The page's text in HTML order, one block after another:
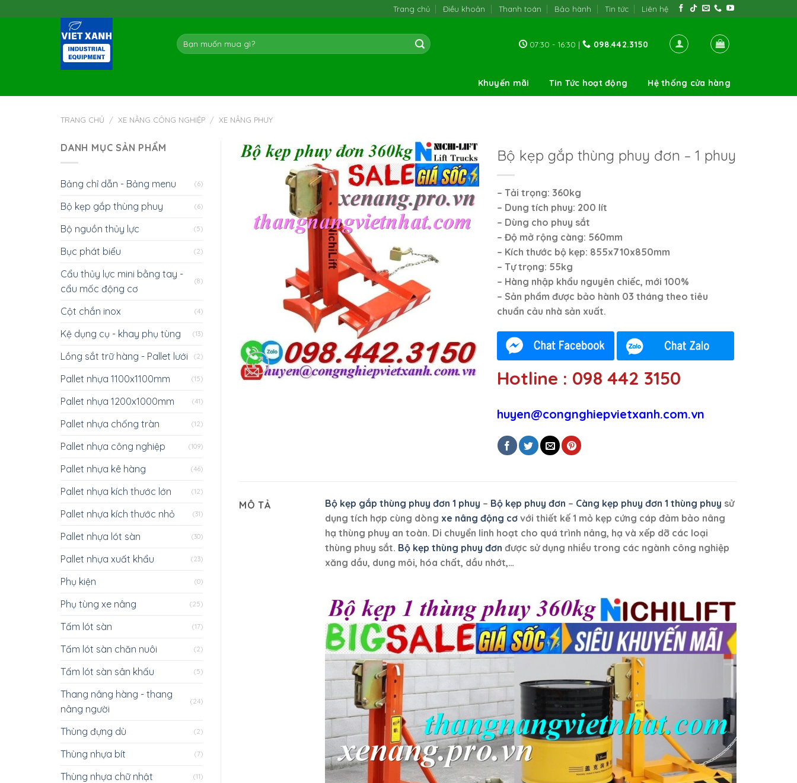
to
Trang chủ Điều khoản Thanh toán Bảo hành Tin tức Liên hệ
Tìm
kiếm:
07:30 - 16:30 | 098.442.3150
Khuyến mãi Tin Tức hoạt động Hệ thống cửa hàng
TRANG CHỦ / XE NÂNG CÔNG NGHIỆP / XE NÂNG PHUY
DANH MỤC SẢN PHẨM
Bảng chỉ dẫn - Bảng menu (6)
Bộ kẹp gắp thùng phuy (6)
Bộ nguồn thủy lực (5)
Bục phát biểu (2)
Cẩu thủy lực mini bằng tay -
cẩu mốc động cơ
(8)
Cột chắn inox (4)
Kệ dụng cụ - khay phụ tùng (13)
Lồng sắt trữ hàng - Pallet lưới (2)
Pallet nhựa 1100x1100mm (15)
Pallet nhựa 1200x1000mm (41)
Pallet nhựa chống tràn (12)
Pallet nhựa công nghiệp (109)
Pallet nhựa kê hàng (46)
Pallet nhựa kích thước lớn (12)
Pallet nhựa kích thước nhỏ (31)
Pallet nhựa lót sàn (30)
Pallet nhựa xuất khẩu (23)
Phụ kiện (0)
Phụ tùng xe nâng (25)
Tấm lót sàn (17)
Tấm lót sàn chăn nuôi (2)
Tấm lót sàn sân khấu (5)
Thang nâng hàng - thang
nâng người
(24)
Thùng đựng dù (2)
Thùng nhựa bít (7)
Thùng nhựa chữ nhật (11)
Bộ kẹp gắp thùng phuy đơn – 1 phuy
– Tải trọng: 360kg
– Dung tích phuy: 200 lít
– Dùng cho phuy sắt
– Độ mở rộng càng: 560mm
– Kích thước bộ kẹp: 855x710x850mm
– Tự trọng: 55kg
– Hàng nhập khẩu nguyên chiếc, mới 100%
– Sản phẩm được bảo hành 03 tháng theo tiêu
chuẩn cảu nhà sản xuất.
Hotline : 098 442 3150
huyen@congnghiepvietxanh.com.vn
MÔ TẢ Bộ kẹp gắp thùng phuy đơn 1 phuy – Bộ kẹp phuy đơn – Càng kẹp phuy đơn 1 thùng phuy sử
dụng tích hợp cùng dòng xe nâng động cơvới thiết kế 1 mỏ kẹp cứng cáp đảm bảo nâng
hạ thùng phuy an toàn. Di chuyển linh hoạt cho quá trình nâng, hạ và xếp dỡ các loại
thùng phuy sắt. Bộ kẹp thùng phuy đơn được sử dụng nhiều trong các ngành công nghiệp
xăng dầu, dung môi, hóa chất, dầu nhớt,…